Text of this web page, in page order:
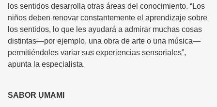
los sentidos desarrolla otras áreas del conocimiento. “Los
niños deben renovar constantemente el aprendizaje sobre
los sentidos, lo que les ayudará a admirar muchas cosas
distintas—por ejemplo, una obra de arte o una música—
permitiéndoles variar sus experiencias sensoriales”,
apunta la especialista.
SABOR UMAMI